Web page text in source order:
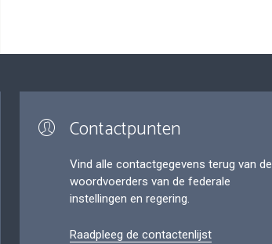
Contactpunten
Vind alle contactgegevens terug van de
woordvoerders van de federale
instellingen en regering.
Raadpleeg de contactenlijst